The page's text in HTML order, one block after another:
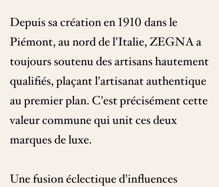
Depuis sa création en 1910 dans le
Piémont, au nord de l'Italie, ZEGNA a
toujours soutenu des artisans hautement
qualifiés, plaçant l'artisanat authentique
au premier plan. C'est précisément cette
valeur commune qui unit ces deux
marques de luxe.
Une fusion éclectique d'influences